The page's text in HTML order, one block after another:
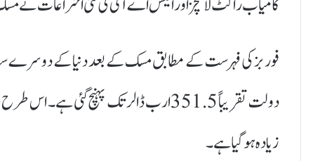
فوربز کی فہرست کے مطابق مسک کے بعد دنیا کے دوسرے
زیادہ ہو گیا ہے۔